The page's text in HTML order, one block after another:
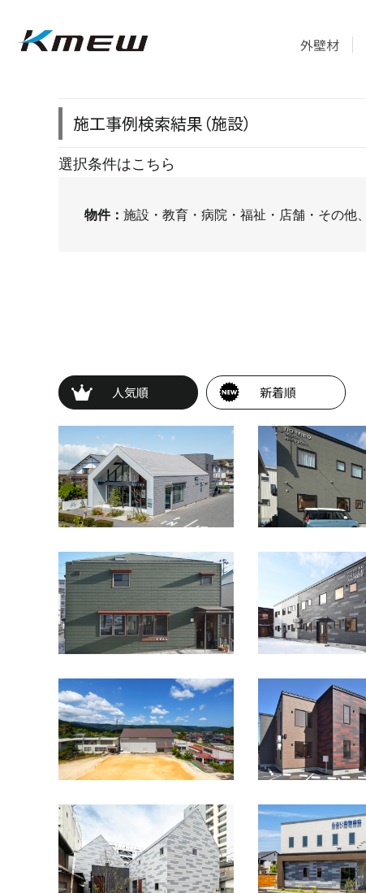
外壁材
施工事例検索結果（施設）
選択条件はこちら
物件：施設・教育・病院・福祉・店舗・その他、
人気順 新着順